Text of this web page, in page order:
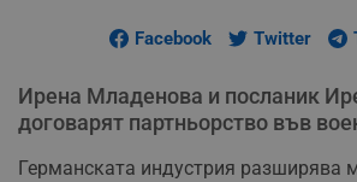
Facebook Twitter
Ирена Младенова и посланик
договарят партньорство във
Германската индустрия разширява